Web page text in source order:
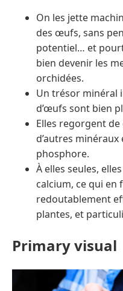
On les jette
des œufs, sans
potentiel… et
bien devenir les
orchidées.
Un trésor minéral
d’œufs sont bien
Elles regorgent
d’autres
phosphore.
À elles seules,
calcium, ce qui
redoutablement
plantes, et
Primary visual